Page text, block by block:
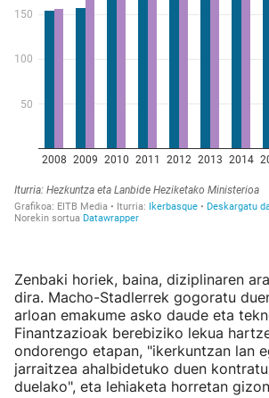
Zenbaki horiek, baina, diziplinaren
dira. Macho-Stadlerrek gogoratu
arloan emakume asko daude eta
Finantzazioak berebiziko lekua
ondorengo etapan, "ikerkuntzan lan
jarraitzea ahalbidetuko duen
duelako", eta lehiaketa horretan